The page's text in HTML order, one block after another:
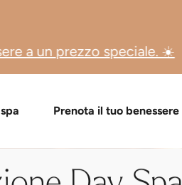
☀️ ☀️Scopri subito
Prenota il tuo benessere
Pacchetti Day Spa
di buoni regalo Verifica